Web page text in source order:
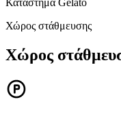
Κατάστημα Gelato
Χώρος στάθμευσης
Χώρος